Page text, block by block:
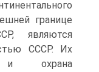
границе
являются
СССР. Их
и охрана